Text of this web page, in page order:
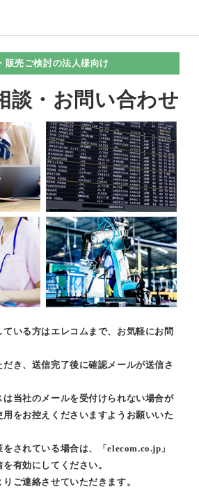
販売ご検討の法人様向け
談・お問い合わせ
いる方はエレコムまで、お気軽にお問
き、送信完了後に確認メールが送信さ
は当社のメールを受付けられない場合が
をお控えくださいますようお願いいた
されている場合は、「elecom.co.jp」
有効にしてください。
ご連絡させていただきます。